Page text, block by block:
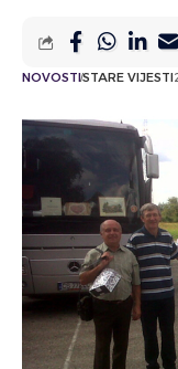
NOVOSTISTARE VIJESTI